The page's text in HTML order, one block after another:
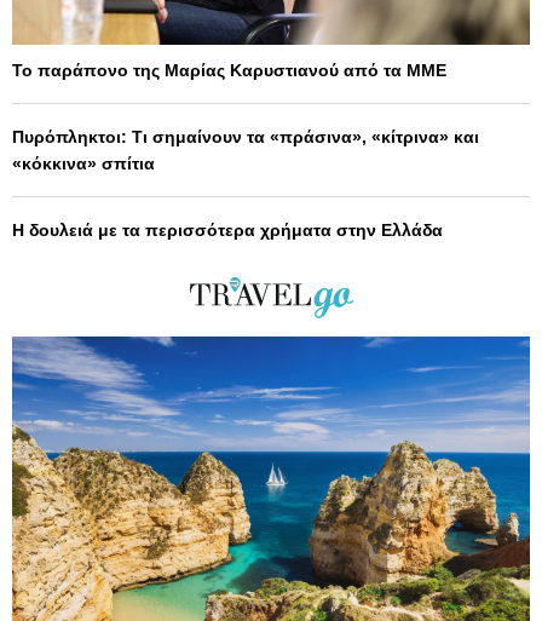
Το παράπονο της Μαρίας Καρυστιανού από τα ΜΜΕ
Πυρόπληκτοι: Τι σημαίνουν τα «πράσινα», «κίτρινα» και
«κόκκινα» σπίτια
Η δουλειά με τα περισσότερα χρήματα στην Ελλάδα